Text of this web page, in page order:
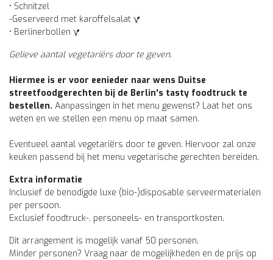
• Schnitzel
-Geserveerd met karoffelsalat
• Berlinerbollen
Gelieve aantal vegetariërs door te geven.
Hiermee is er voor eenieder naar wens Duitse
streetfoodgerechten bij de Berlin's tasty foodtruck te
bestellen. Aanpassingen in het menu gewenst? Laat het ons
weten en we stellen een menu op maat samen.
Eventueel aantal vegetariërs door te geven. Hiervoor zal onze
keuken passend bij het menu vegetarische gerechten bereiden.
Extra informatie
Inclusief de benodigde luxe (bio-)disposable serveermaterialen
per persoon.
Exclusief foodtruck-, personeels- en transportkosten.
Dit arrangement is mogelijk vanaf 50 personen.
Minder personen? Vraag naar de mogelijkheden en de prijs op